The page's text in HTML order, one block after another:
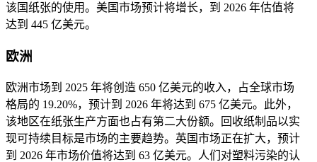
该国纸张的使用。美国市场预计将增长，到 2026 年估值将
达到 445 亿美元。
欧洲
欧洲市场到 2025 年将创造 650 亿美元的收入，占全球市场
格局的 19.20%，预计到 2026 年将达到 675 亿美元。此外，
该地区在纸张生产方面也占有第二大份额。回收纸制品以实
现可持续目标是市场的主要趋势。英国市场正在扩大，预计
到 2026 年市场价值将达到 63 亿美元。人们对塑料污染的认